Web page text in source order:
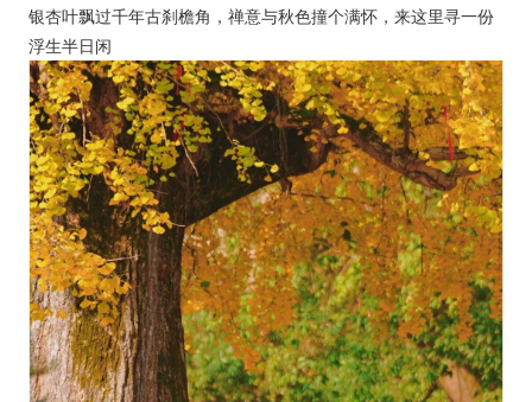
银杏叶飘过千年古刹檐角，禅意与秋色撞个满怀，来这里寻一份
浮生半日闲